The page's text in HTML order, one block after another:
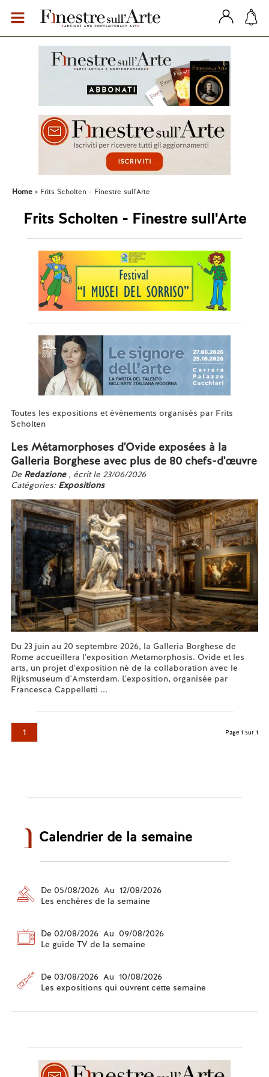
Home Frits Scholten - Finestre sull'Arte
Frits Scholten - Finestre sull'Arte
Toutes les expositions et événements organisés par Frits
Scholten
Les Métamorphoses d'Ovide exposées à la
Galleria Borghese avec plus de 80 chefs-d'œuvre
De Redazione , écrit le 23/06/2026
Catégories: Expositions
Du 23 juin au 20 septembre 2026, la Galleria Borghese de
Rome accueillera l'exposition Metamorphosis. Ovide et les
arts, un projet d'exposition né de la collaboration avec le
Rijksmuseum d'Amsterdam. L'exposition, organisée par
Francesca Cappelletti ...
1 Page 1 sur 1
Calendrier de la semaine
De 05/08/2026 Au 12/08/2026
Les enchères de la semaine
De 02/08/2026 Au 09/08/2026
Le guide TV de la semaine
De 03/08/2026 Au 10/08/2026
Les expositions qui ouvrent cette semaine